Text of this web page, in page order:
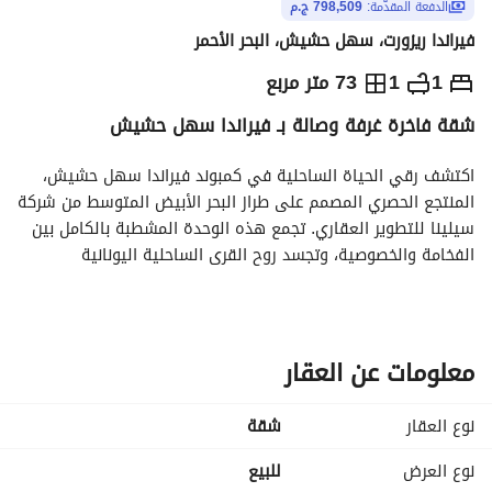
الدفعة المقدّمة: 798,509 ج.م
فيراندا ريزورت، سهل حشيش، البحر الأحمر
1
1 73 متر مربع ج.م 7,985,098
الاماكن القريبة
شقة فاخرة غرفة وصالة بـ فيراندا سهل حشيش
النموذج: ألكساندرا (غرفة نوم واحدة)
المساحة: 73 متر مربع
الدور: الأول
معلومات عن العقار
نوع العقار
شقة
نوع العرض
للبيع